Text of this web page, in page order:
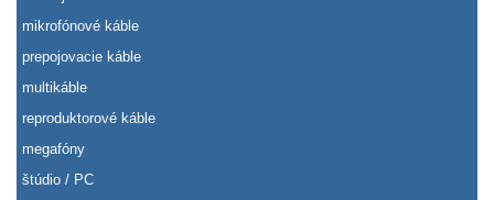
mikrofónové káble
prepojovacie káble
multikáble
reproduktorové káble
megafóny
štúdio / PC